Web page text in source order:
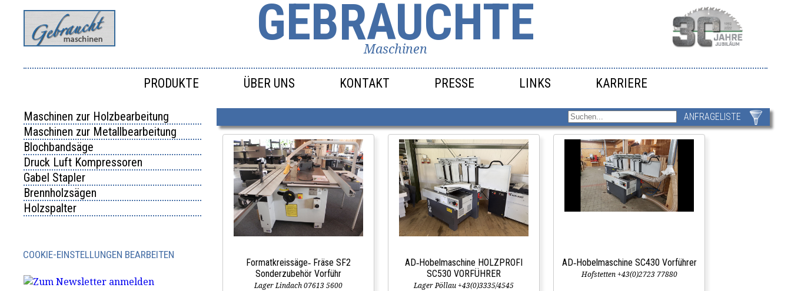
GEBRAUCHTE
Maschinen
PRODUKTE ÜBER UNS KONTAKT PRESSE LINKS KARRIERE
Maschinen zur Holzbearbeitung
Maschinen zur Metallbearbeitung
Blochbandsäge
Druck Luft Kompressoren
Gabel Stapler
Brennholzsägen
Holzspalter
COOKIE-EINSTELLUNGEN BEARBEITEN
ANFRAGELISTE
Formatkreissäge‑ Fräse SF2
Sonderzubehör Vorführ
Lager Lindach 07613 5600
AD‑Hobelmaschine HOLZPROFI
SC530 VORFÜHRER
Lager Pöllau +43(0)3335/4545
AD‑Hobelmaschine SC430 Vorführer
Hofstetten +43(0)2723 77880